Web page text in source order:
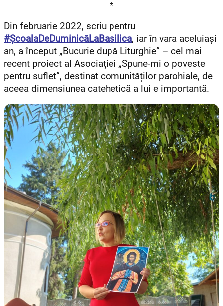
*
Din februarie 2022, scriu pentru
#ȘcoalaDeDuminicăLaBasilica, iar în vara aceluiași
an, a început „Bucurie după Liturghie” – cel mai
recent proiect al Asociației „Spune-mi o poveste
pentru suflet”, destinat comunităților parohiale, de
aceea dimensiunea catehetică a lui e importantă.